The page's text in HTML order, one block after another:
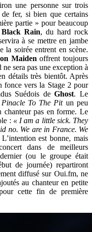
une personne sur trois
fer, si bien que certains
partie » pour beaucoup
Black Rain, du hard rock
à se mettre en jambe
la soirée entrent en scène.
Maiden offrent toujours
sera pas une exception à
détails très bientôt. Après
fonce vers la Stage 2 pour
Suédois deGhost. Le
To The Pitun peu
chanteur pas en forme. Le
: « I am a little sick. They
no. We are in France. We
L’intention est bonne, mais
dans de meilleurs
(ou le groupe était
de journée) repartiront
diffusé sur Oui.fm, ne
au chanteur en petite
cette fin de première